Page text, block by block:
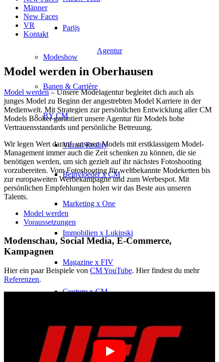
Parijs
Modeshow
Banen & Carrière
BY CM
Virtual Reality
Beïnvloeder x CM
Marketing x One
Immobilien x Lukinski
Magazine x FIV
Couture x CM
Beïnvloeder x CM
Männer
New Faces
VR
Kontakt
Agentur
Model werden in Oberhausen
Model werden– Unsere Modelagentur begleitet dich auch als
junges Model zu Beginn der angestrebten Model Karriere in der
Medienwelt. Mit Strategien zur persönlichen Entwicklung aller CM
Models Booker garantiert unsere Agentur für Models hohe
Vertrauensstandards und persönliche Betreuung.
Wir legen Wert darauf, unseren Models mit erstklassigem Model-
Management immer auch die Zeit schenken zu können, die sie
benötigen werden, um sich gezielt auf ihr nächstes Fotoshooting
vorzubereiten. Vom Fotoshooting für weltbekannte Modeketten bis
zur europaweiten Werbekampagne und zum Werbespot. Mit
persönlichen Empfehlungen holen wir das Beste aus unseren
Talents.
Model werden
Voraussetzungen
Modenschau, Social Media, E-Commerce,
Kampagnen
Hier ein paar Beispiele von CM YouTube. Hier findest du mehr
Referenzen.